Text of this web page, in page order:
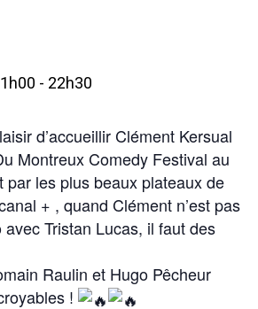
- 22h30
d’accueillir Clément Kersual
Montreux Comedy Festival au
par les plus beaux plateaux de
+ , quand Clément n’est pas
Tristan Lucas, il faut des
Raulin et Hugo Pêcheur
!